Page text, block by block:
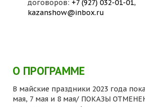
договоров: +7 (927) 032-01-01,
kazanshow@inbox.ru
О ПРОГРАММЕ
В майские праздники 2023 года
мая, 7 мая и 8 мая/ ПОКАЗЫ